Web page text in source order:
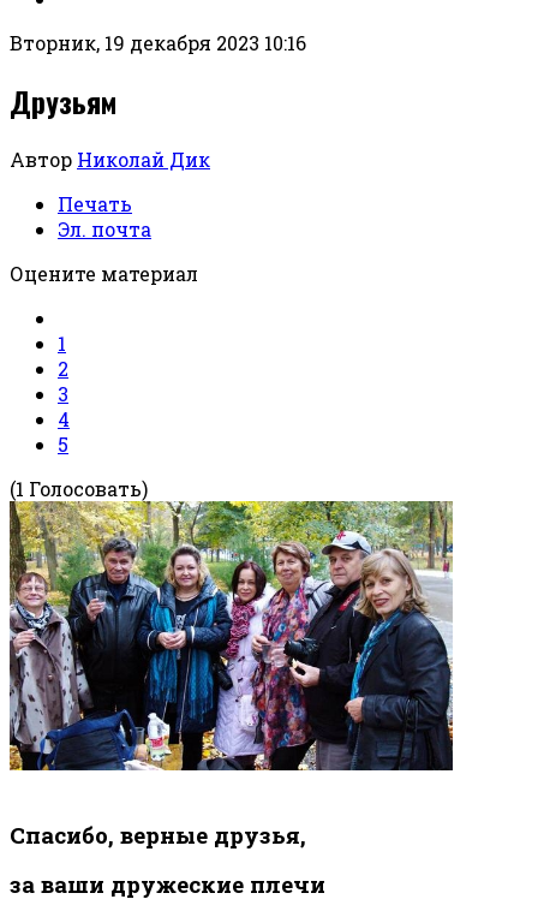
Вторник, 19 декабря 2023 10:16
Друзьям
Автор Николай Дик
Печать
Эл. почта
Оцените материал
1
2
3
4
5
(1 Голосовать)
Спасибо, верные друзья,
за ваши дружеские плечи